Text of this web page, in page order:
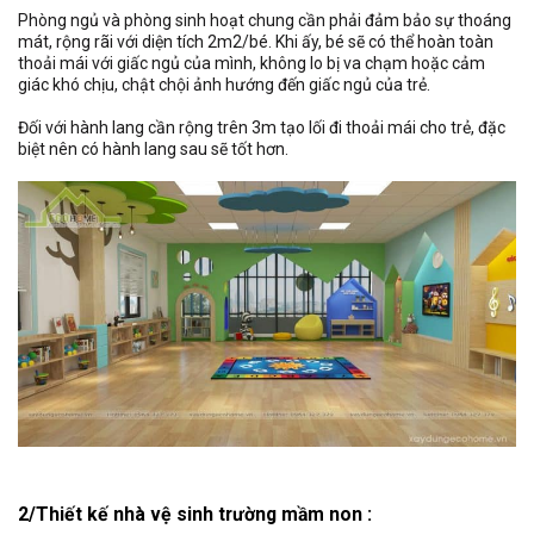
Phòng ngủ và phòng sinh hoạt chung cần phải đảm bảo sự thoáng
mát, rộng rãi với diện tích 2m2/bé. Khi ấy, bé sẽ có thể hoàn toàn
thoải mái với giấc ngủ của mình, không lo bị va chạm hoặc cảm
giác khó chịu, chật chội ảnh hướng đến giấc ngủ của trẻ.
Đối với hành lang cần rộng trên 3m tạo lối đi thoải mái cho trẻ, đặc
biệt nên có hành lang sau sẽ tốt hơn.
2/Thiết kế nhà vệ sinh trường mầm non :